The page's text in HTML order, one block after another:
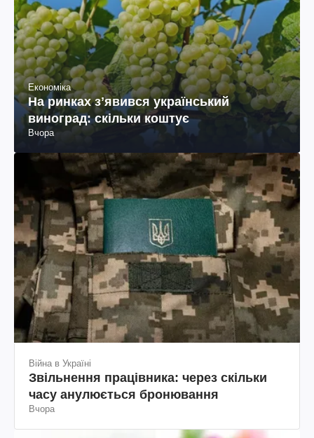
Економіка
На ринках зʼявився український
виноград: скільки коштує
Вчора
Війна в Україні
Звільнення працівника: через скільки
часу анулюється бронювання
Вчора